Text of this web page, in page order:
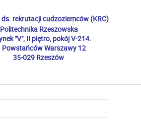
rekrutacji cudzoziemców (KRC)
Politechnika Rzeszowska
"V", II piętro, pokój V-214.
Powstańców Warszawy 12
35-029 Rzeszów